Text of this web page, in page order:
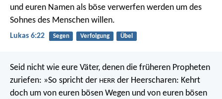
und euren Namen als böse verwerfen werden um des
Sohnes des Menschen willen.
Lukas 6:22 Segen Verfolgung Übel
Seid nicht wie eure Väter, denen die früheren Propheten
zuriefen: »So spricht der HERR der Heerscharen: Kehrt
doch um von euren bösen Wegen und von euren bösen